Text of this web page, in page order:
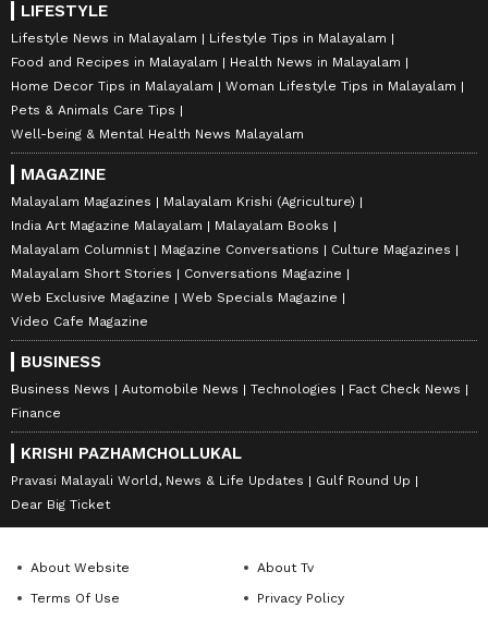
LIFESTYLE
Lifestyle News in Malayalam
Lifestyle Tips in Malayalam
Food and Recipes in Malayalam
Health News in Malayalam
Home Decor Tips in Malayalam
Woman Lifestyle Tips in Malayalam
Pets & Animals Care Tips
Well-being & Mental Health News Malayalam
MAGAZINE
Malayalam Magazines
Malayalam Krishi (Agriculture)
India Art Magazine Malayalam
Malayalam Books
Malayalam Columnist
Magazine Conversations
Culture Magazines
Malayalam Short Stories
Conversations Magazine
Web Exclusive Magazine
Web Specials Magazine
Video Cafe Magazine
BUSINESS
Business News Automobile News Technologies
Fact Check News
Finance
KRISHI PAZHAMCHOLLUKAL
Pravasi Malayali World, News & Life Updates
Gulf Round Up
Dear Big Ticket
About Website
About Tv
Terms Of Use
Privacy Policy